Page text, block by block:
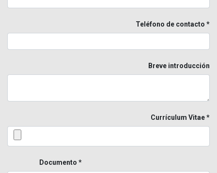
Teléfono de contacto
Breve introducción
Currículum Vitae
Documento